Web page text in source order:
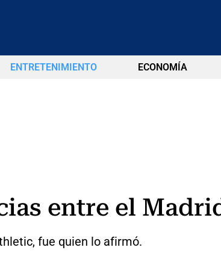
ENTRETENIMIENTO ECONOMÍA
entre el
fue quien lo afirmó.